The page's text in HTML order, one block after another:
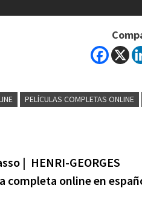
PELÍCULAS COMPLETAS ONLINE
| HENRI-GEORGES
completa online en